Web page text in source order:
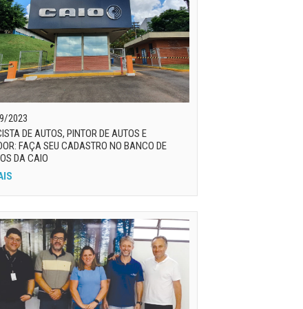
2023
DE AUTOS, PINTOR DE AUTOS E
FAÇA SEU CADASTRO NO BANCO DE
DA CAIO